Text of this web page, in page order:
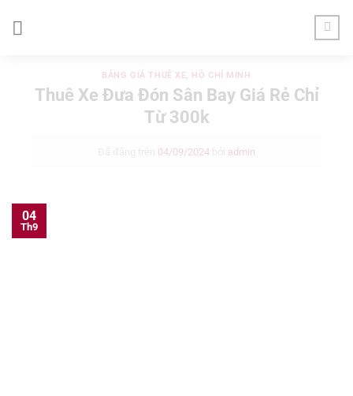
BẢNG GIÁ THUÊ XE, HỒ CHÍ MINH
Thuê Xe Đưa Đón Sân Bay Giá Rẻ Chỉ
Từ 300k
04/09/2024 admin
04
Th9